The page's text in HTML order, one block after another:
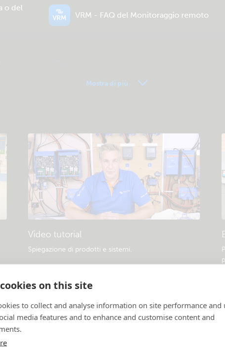
on this site
to collect and analyse information on site performance and
media features and to enhance and customise content and
o del
VRM - FAQ del Monitoraggio remoto
Mostra di più
Video tutorial
Spiegazione di prodotti e sistemi.